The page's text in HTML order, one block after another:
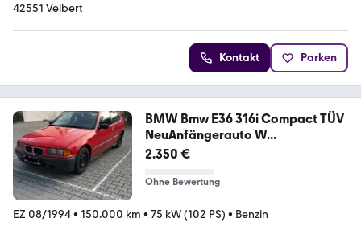
42551 Velbert
Kontakt Parken
BMW Bmw E36 316i Compact TÜV
NeuAnfängerauto W...
2.350 €
Ohne Bewertung
EZ 08/1994• 150.000 km • 75 kW (102 PS) • Benzin